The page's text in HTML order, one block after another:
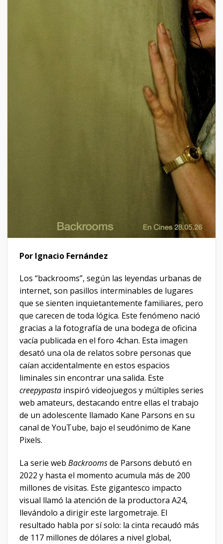
Por Ignacio Fernández
Los “backrooms”, según las leyendas urbanas de
internet, son pasillos interminables de lugares
que se sienten inquietantemente familiares, pero
que carecen de toda lógica. Este fenómeno nació
gracias a la fotografía de una bodega de oficina
vacía publicada en el foro 4chan. Esta imagen
desató una ola de relatos sobre personas que
caían accidentalmente en estos espacios
liminales sin encontrar una salida. Este
creepypasta inspiró videojuegos y múltiples series
web amateurs, destacando entre ellas el trabajo
de un adolescente llamado Kane Parsons en su
canal de YouTube, bajo el seudónimo de Kane
Pixels.
La serie web Backroomsde Parsons debutó en
2022 y hasta el momento acumula más de 200
millones de visitas. Este gigantesco impacto
visual llamó la atención de la productora A24,
llevándolo a dirigir este largometraje. El
resultado habla por sí solo: la cinta recaudó más
de 117 millones de dólares a nivel global,